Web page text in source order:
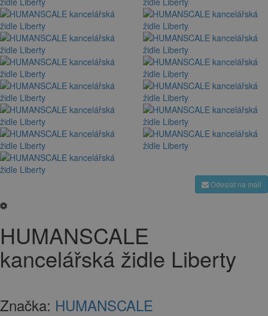
Odeslat na mail
HUMANSCALE
kancelářská židle Liberty
Značka: HUMANSCALE